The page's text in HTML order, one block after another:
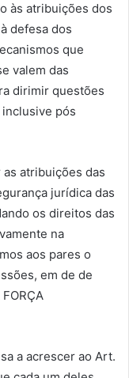
às atribuições dos
defesa dos
que
valem das
dirimir questões
pós
atribuições das
jurídica das
os direitos das
na
aos pares o
em de de
a acrescer ao Art.